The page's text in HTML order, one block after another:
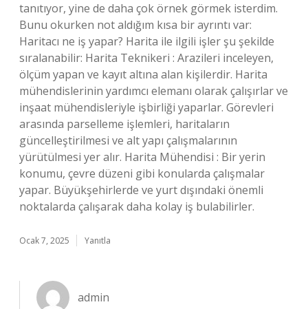
tanıtıyor, yine de daha çok örnek görmek isterdim.
Bunu okurken not aldığım kısa bir ayrıntı var:
Haritacı ne iş yapar? Harita ile ilgili işler şu şekilde
sıralanabilir: Harita Teknikeri : Arazileri inceleyen,
ölçüm yapan ve kayıt altına alan kişilerdir. Harita
mühendislerinin yardımcı elemanı olarak çalışırlar ve
inşaat mühendisleriyle işbirliği yaparlar. Görevleri
arasında parselleme işlemleri, haritaların
güncelleştirilmesi ve alt yapı çalışmalarının
yürütülmesi yer alır. Harita Mühendisi : Bir yerin
konumu, çevre düzeni gibi konularda çalışmalar
yapar. Büyükşehirlerde ve yurt dışındaki önemli
noktalarda çalışarak daha kolay iş bulabilirler.
Ocak 7, 2025 Yanıtla
admin